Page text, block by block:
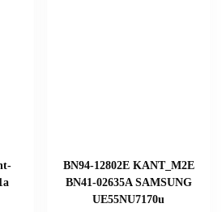
BN94-12802E KANT_M2E
BN41-02635A SAMSUNG
UE55NU7170u